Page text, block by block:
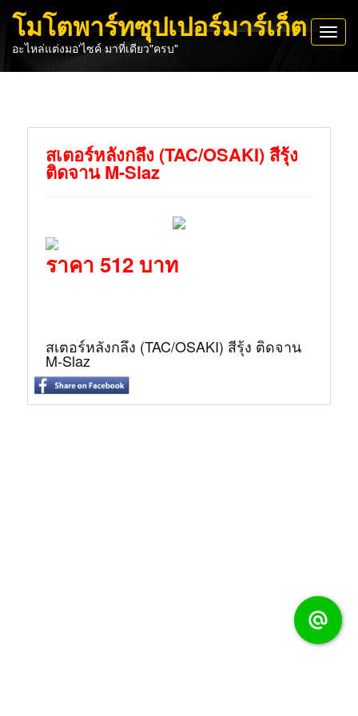
โมโตพาร์ทซุปเปอร์มาร์เก็ต
อะไหล่แต่งมอ'ไซค์ มาที่เดียว"ครบ"
สเตอร์หลังกลึง (TAC/OSAKI) สีรุ้ง
ติดจาน M-Slaz
ราคา 512 บาท
สเตอร์หลังกลึง (TAC/OSAKI) สีรุ้ง ติดจาน
M-Slaz